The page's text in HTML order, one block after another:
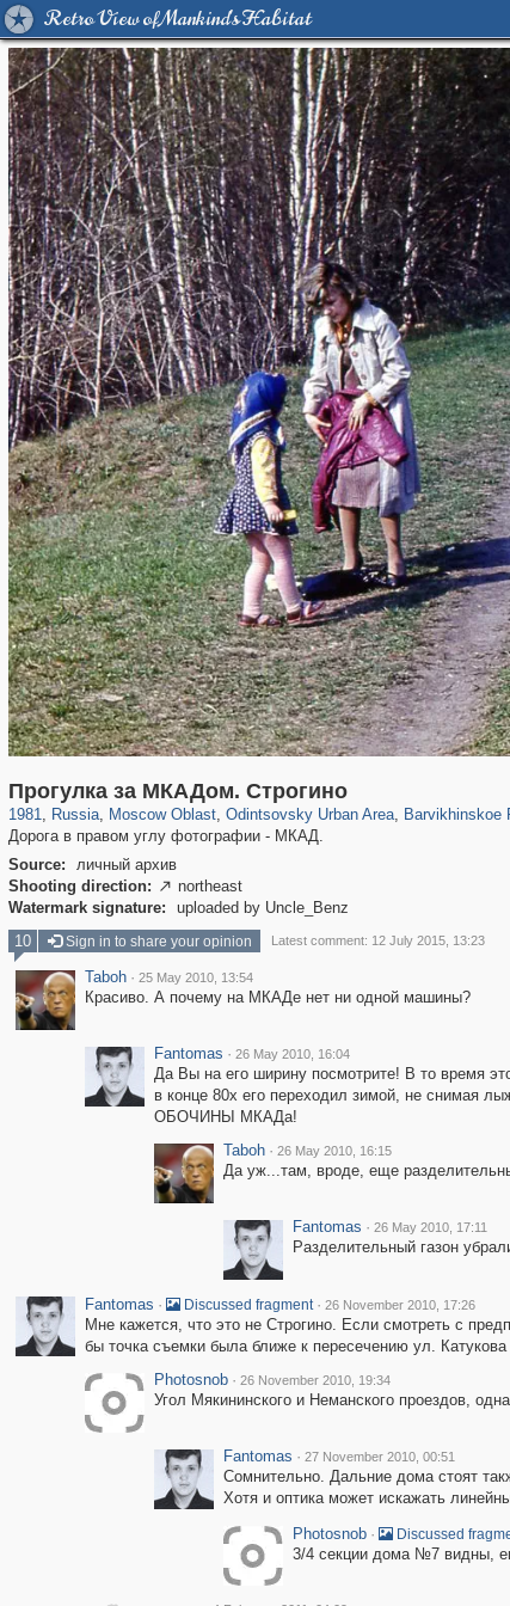
Retro View of Mankind's Habitat
Прогулка за МКАДом. Строгино
1981, Russia
1,405,796 29,243
, Moscow Oblast
96,167 1,691
, Odintsovsky Urban Area
7,042 194
, Barvikhinskoe
Дорога в правом углу фотографии - МКАД.
Source:
личный архив
Shooting direction:  northeast
Watermark signature:
uploaded by Uncle_Benz
10 Sign in to share your opinion Latest comment: 12 July 2015, 13:23
Taboh · 25 May 2010, 13:54
Красиво. А почему на МКАДе нет ни одной машины?
Fantomas · 26 May 2010, 16:04
Да Вы на его ширину посмотрите! В то время
в конце 80х его переходил зимой, не снимая
ОБОЧИНЫ МКАДа!
Taboh · 26 May 2010, 16:15
Да уж...там, вроде, еще
Fantomas · 26 May 2010, 17:11
Разделительный газон
Fantomas · Discussed fragment · 26 November 2010, 17:26
Мне кажется, что это не Строгино. Если смотреть с
бы точка съемки была ближе к пересечению ул.
Photosnob · 26 November 2010, 19:34
Угол Мякининского и Неманского проездов,
Fantomas · 27 November 2010, 00:51
Сомнительно. Дальние дома стоят
Хотя и оптика может искажать
Photosnob · Discussed
3/4 секции дома №7 видны,